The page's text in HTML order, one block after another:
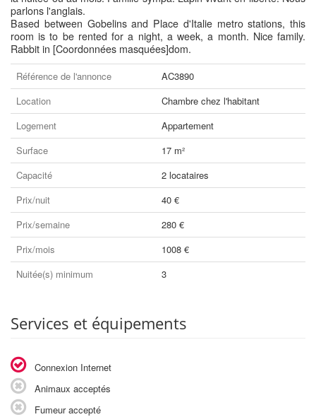
parlons l'anglais.
Based between Gobelins and Place d'Italie metro stations, this
room is to be rented for a night, a week, a month. Nice family.
Rabbit in [Coordonnées masquées]dom.
Référence de l'annonce
AC3890
Location
Chambre chez l'habitant
Logement
Appartement
Surface
17 m²
Capacité
2 locataires
Prix/nuit
40 €
Prix/semaine
280 €
Prix/mois
1008 €
Nuitée(s) minimum
3
Services et équipements
Connexion Internet
Animaux acceptés
Fumeur accepté